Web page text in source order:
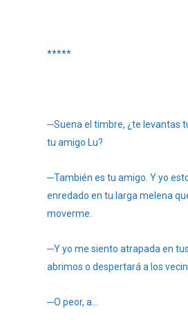
*****
─Suena el timbre, ¿te levantas
tu amigo Lu?
─También es tu amigo. Y yo
enredado en tu larga melena
moverme.
─Y yo me siento atrapada en
abrimos o despertará a los
─O peor, a…